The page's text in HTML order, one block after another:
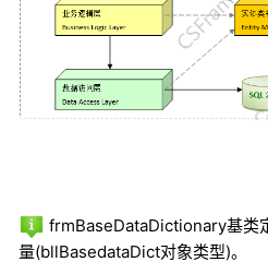
frmBaseDataDictionary基类
量(bllBasedataDict对象类型)。